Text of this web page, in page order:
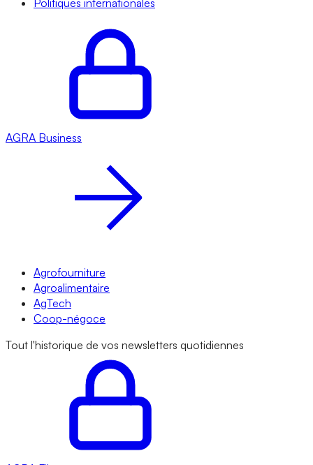
Politiques internationales
AGRA Business
Agrofourniture
Agroalimentaire
AgTech
Coop-négoce
Tout l'historique de vos newsletters quotidiennes